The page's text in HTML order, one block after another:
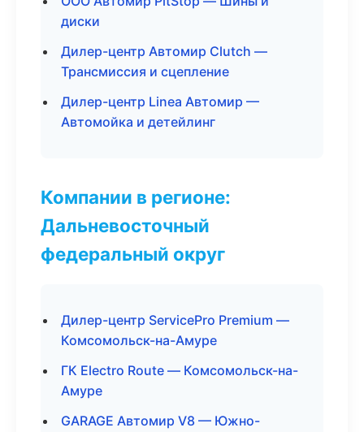
диски
Дилер-центр Автомир Clutch —
Трансмиссия и сцепление
Дилер-центр Linea Автомир —
Автомойка и детейлинг
Компании в регионе:
Дальневосточный
федеральный округ
Дилер-центр ServicePro Premium —
Комсомольск-на-Амуре
ГК Electro Route — Комсомольск-на-
Амуре
GARAGE Автомир V8 — Южно-